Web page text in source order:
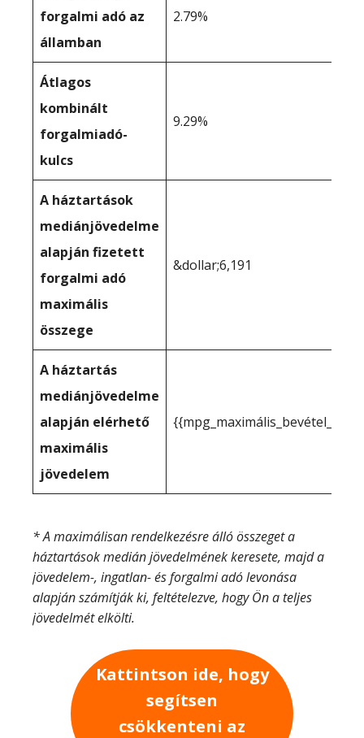
forgalmi adó az
államban
2.79%
Átlagos
kombinált
forgalmiadó-
kulcs
9.29%
A háztartások
mediánjövedelme
alapján fizetett
forgalmi adó
maximális
összege
&dollar;6,191
A háztartás
mediánjövedelme
alapján elérhető
maximális
jövedelem
* A maximálisan rendelkezésre álló összeget a
háztartások medián jövedelmének keresete, majd a
jövedelem-, ingatlan- és forgalmi adó levonása
alapján számítják ki, feltételezve, hogy Ön a teljes
jövedelmét elkölti.
Kattintson ide, hogy
segítsen
csökkenteni az